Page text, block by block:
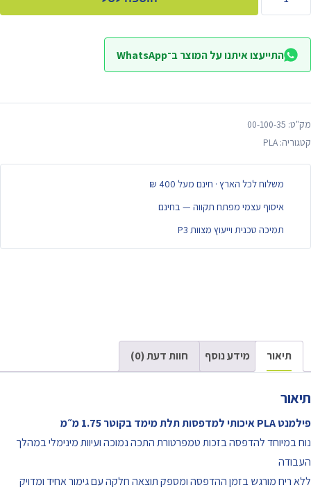
פילמנט
1.75
–
Elegoo
White
PLA
התייעצו איתנו על המוצר ב־WhatsApp
מק"ט: 00-100-35
קטגוריה: PLA
משלוח לכל הארץ · חינם מעל 400 ₪
איסוף עצמי מפתח תקווה — בחינם
תמיכה טכנית וייעוץ מצוות P3
תיאור מידע נוסף חוות דעת (0)
תיאור
פילמנט PLA איכותי למדפסות תלת מימד בקוטר 1.75 מ״מ
נוח במיוחד להדפסה בזכות טמפרטורת התכה נמוכה ועיוות מינימלי במהלך
העבודה
ללא ריח מורגש בזמן ההדפסה ומספק תוצאה חלקה עם גימור אחיד ומדויק